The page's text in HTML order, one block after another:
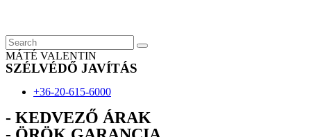
content
MÁTÉ VALENTIN
SZÉLVÉDŐ JAVÍTÁS
+36-20-615-6000
- KEDVEZŐ ÁRAK